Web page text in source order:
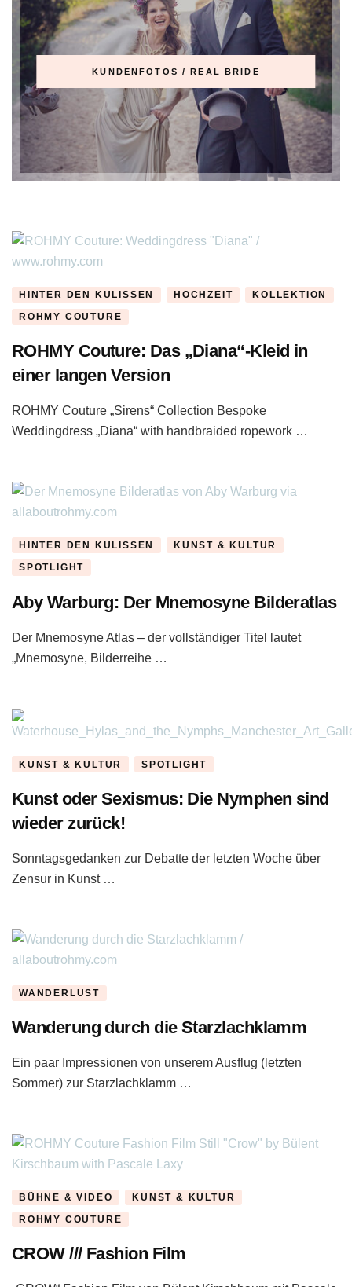
KUNDENFOTOS / REAL BRIDE
HINTER DEN KULISSEN HOCHZEIT KOLLEKTION
ROHMY COUTURE
ROHMY Couture: Das „Diana“-Kleid in
einer langen Version
ROHMY Couture „Sirens“ Collection Bespoke
Weddingdress „Diana“ with handbraided ropework …
HINTER DEN KULISSEN KUNST & KULTUR
SPOTLIGHT
Aby Warburg: Der Mnemosyne Bilderatlas
Der Mnemosyne Atlas – der vollständiger Titel lautet
„Mnemosyne, Bilderreihe …
KUNST & KULTUR SPOTLIGHT
Kunst oder Sexismus: Die Nymphen sind
wieder zurück!
Sonntagsgedanken zur Debatte der letzten Woche über
Zensur in Kunst …
WANDERLUST
Wanderung durch die Starzlachklamm
Ein paar Impressionen von unserem Ausflug (letzten
Sommer) zur Starzlachklamm …
BÜHNE & VIDEO KUNST & KULTUR
ROHMY COUTURE
CROW /// Fashion Film